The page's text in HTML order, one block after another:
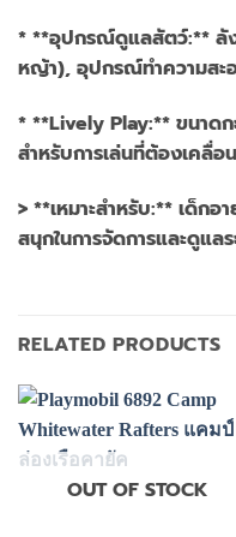
* **อุปกรณ์ดูแลสัตว์:** ลั
หญ้า), อุปกรณ์ทำความสะ
* **Lively Play:** ขนาดก
สำหรับการเล่นที่ต้องเคลื่
> **เหมาะสำหรับ:** เด็ก
สนุกในการจัดการและดูแ
RELATED PRODUCTS
OUT OF STOCK